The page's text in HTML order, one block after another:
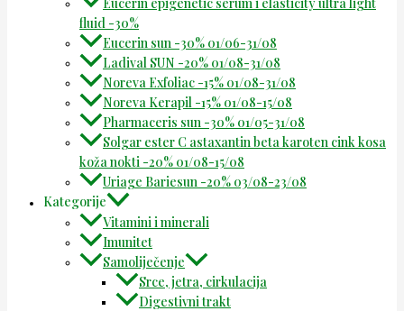
fluid -30%
Eucerin sun -30% 01/06-31/08
Ladival SUN -20% 01/08-31/08
Noreva Exfoliac -15% 01/08-31/08
Noreva Kerapil -15% 01/08-15/08
Pharmaceris sun -30% 01/05-31/08
Solgar ester C astaxantin beta karoten cink kosa
koža nokti -20% 01/08-15/08
Uriage Bariesun -20% 03/08-23/08
Kategorije
Vitamini i minerali
Imunitet
Samoliječenje
Srce, jetra, cirkulacija
Digestivni trakt